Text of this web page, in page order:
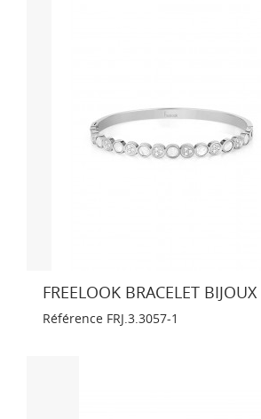
FREELOOK BRACELET
Référence FRJ.3.3057-1